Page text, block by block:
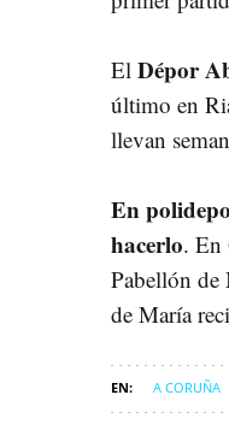
El Dépor
último en
llevan
En
hacerlo. En
Pabellón de
de María
A CORUÑA